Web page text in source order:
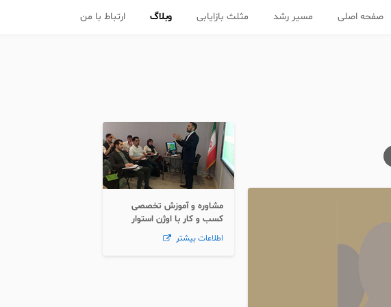
صفحه اصلی مسیر رشد مثلث بازایابی وبلاگ ارتباط با من
مشاوره و آموزش تخصصی
کسب و کار با اوژن استوار
اطلاعات بیشتر